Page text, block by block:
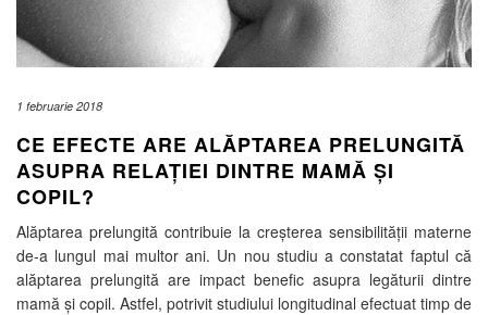
1 februarie 2018
CE EFECTE ARE ALĂPTAREA PRELUNGITĂ
ASUPRA RELAȚIEI DINTRE MAMĂ ȘI
COPIL?
Alăptarea prelungită contribuie la creșterea sensibilității materne
de-a lungul mai multor ani. Un nou studiu a constatat faptul că
alăptarea prelungită are impact benefic asupra legăturii dintre
mamă și copil. Astfel, potrivit studiului longitudinal efectuat timp de